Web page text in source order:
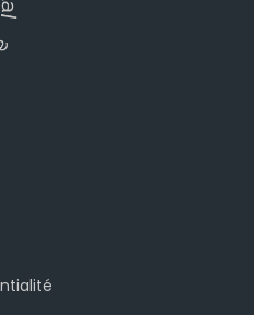
- Ligue de Tir du Centre
mètres - Pistolet et